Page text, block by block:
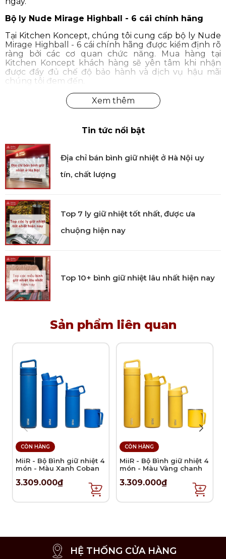
Bộ ly Nude Mirage Highball - 6 cái chính hãng
Tại Kitchen Koncept, chúng tôi cung cấp bộ ly Nude
Mirage Highball - 6 cái chính hãng được kiểm định rõ
ràng bởi các cơ quan chức năng. Mua hàng tại
Kitchen Koncept khách hàng sẽ yên tâm khi nhận
được đầy đủ chế độ bảo hành và dịch vụ hậu mãi
chúng tôi đem đến.
Tin tức nổi bật
Địa chỉ bán bình giữ nhiệt ở Hà Nội uy
tín, chất lượng
Top 7 ly giữ nhiệt tốt nhất, được ưa
chuộng hiện nay
Top 10+ bình giữ nhiệt lâu nhất hiện nay
Sản phẩm liên quan
CÒN HÀNG
MiiR - Bộ Bình giữ nhiệt 4
món - Màu Xanh Coban
3.309.000₫
CÒN HÀNG
MiiR - Bộ Bình giữ nhiệt 4
món - Màu Vàng chanh
3.309.000₫
HỆ THỐNG CỬA HÀNG